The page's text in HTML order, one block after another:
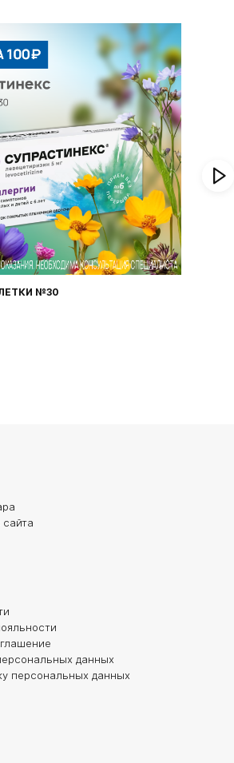
№20
сайта
данных
персональных данных